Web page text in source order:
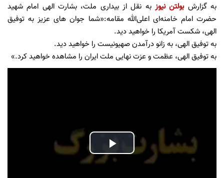
به گزارشبولتن نیوز به نقل از بیداری ملت، بشارت الهی امام شهید
حضرت امام خامنه‌ای اعلی‌الله مقامه:«شما جوان های عزیز به توفیق
الهی، شکست آمریکا را خواهید دید.
به توفیق الهی، به زانو درآمدن صهیونیست را خواهید دید.
به توفیق الهی، عظمت و عزت نهایی ملت ایران را مشاهده خواهید کرد.»
Play